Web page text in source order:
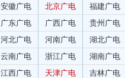
安徽广电 北京广电 福建广电
广东广电
广西广电 贵州广电
河北广电
河南广电 湖北广电
云南广电
浙江广电 湖南广电
江西广电
天津广电 吉林广电